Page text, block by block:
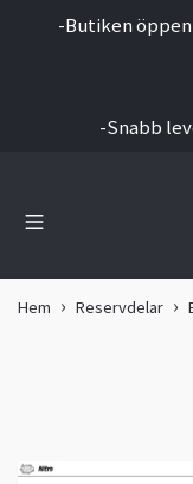
-Butiken öppen
-Snabb
Hem Reservdelar